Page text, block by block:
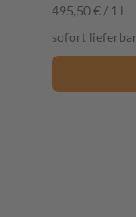
495,50 € / 1 l
sofort lieferbar